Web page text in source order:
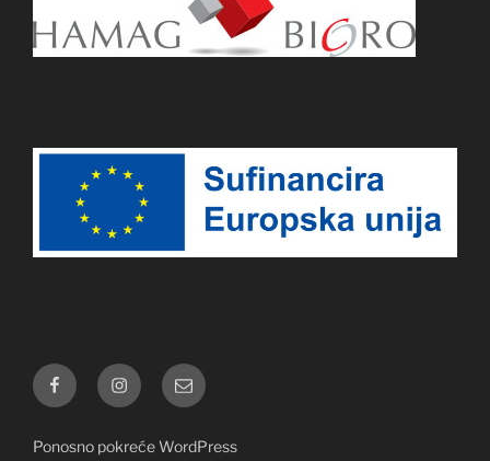
FacebookInstagram
E-
pošta
Ponosno pokreće WordPress